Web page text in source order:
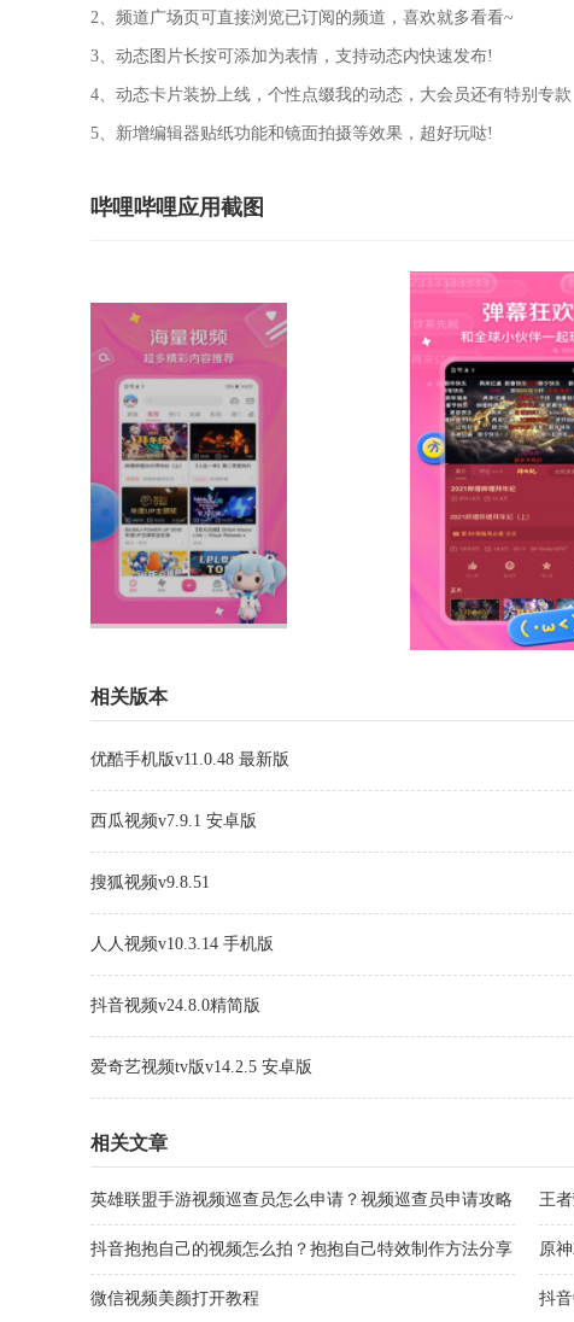
2、频道广场页可直接浏览已订阅的频道，喜欢就多看看~
3、动态图片长按可添加为表情，支持动态内快速发布!
4、动态卡片装扮上线，个性点缀我的动态，大会员还有特别专款
5、新增编辑器贴纸功能和镜面拍摄等效果，超好玩哒!
哔哩哔哩应用截图
相关版本
优酷手机版v11.0.48 最新版
西瓜视频v7.9.1 安卓版
搜狐视频v9.8.51
人人视频v10.3.14 手机版
抖音视频v24.8.0精简版
爱奇艺视频tv版v14.2.5 安卓版
相关文章
英雄联盟手游视频巡查员怎么申请？视频巡查员申请攻略 王
法
抖音抱抱自己的视频怎么拍？抱抱自己特效制作方法分享 原
微信视频美颜打开教程 抖